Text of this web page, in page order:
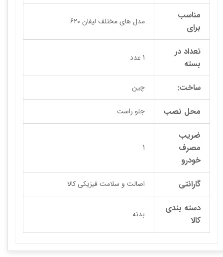
مناسب
برای
مدل های مختلف لیفان 620
تعداد در
بسته
1 عدد
ساخت: چین
محل نصب جلو راست
ضریب
مصرف
خودرو
1
گارانتی اصالت و سلامت فیزیکی کالا
دسته بندی
کالا
بدنه